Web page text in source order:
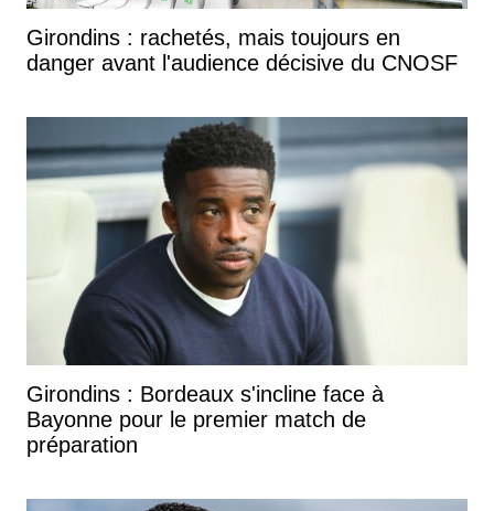
Girondins : rachetés, mais toujours en
danger avant l'audience décisive du CNOSF
Girondins : Bordeaux s'incline face à
Bayonne pour le premier match de
préparation